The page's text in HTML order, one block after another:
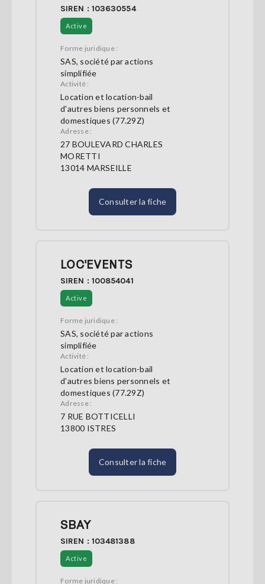
SIREN : 103630554
Active
Forme juridique :
SAS, société par actions
simplifiée
Activité :
Location et location-bail
d'autres biens personnels et
domestiques (77.29Z)
Adresse :
27 BOULEVARD CHARLES
MORETTI
13014 MARSEILLE
Consulter la fiche
LOC'EVENTS
SIREN : 100854041
Active
Forme juridique :
SAS, société par actions
simplifiée
Activité :
Location et location-bail
d'autres biens personnels et
domestiques (77.29Z)
Adresse :
7 RUE BOTTICELLI
13800 ISTRES
Consulter la fiche
SBAY
SIREN : 103481388
Active
Forme juridique :